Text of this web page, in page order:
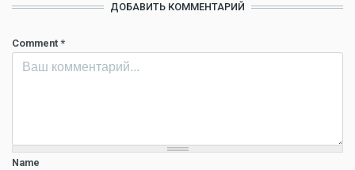
ДОБАВИТЬ КОММЕНТАРИЙ
Comment *
Name